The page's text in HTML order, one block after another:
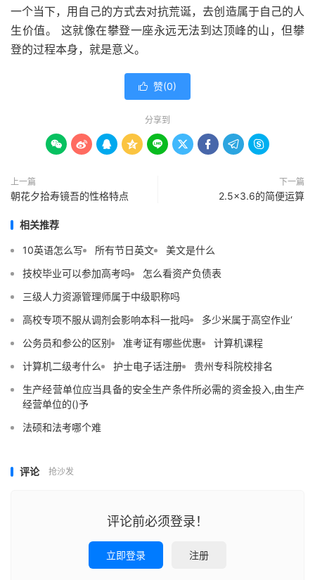
一个当下，用自己的方式去对抗荒诞，去创造属于自己的人
生价值。 这就像在攀登一座永远无法到达顶峰的山，但攀
登的过程本身，就是意义。
 赞(0)
分享到
        
上一篇
朝花夕拾寿镜吾的性格特点
下一篇
2.5×3.6的简便运算
相关推荐
10英语怎么写 所有节日英文
美文是什么
技校毕业可以参加高考吗
怎么看资产负债表
三级人力资源管理师属于中级职称吗
高校专项不服从调剂会影响本科一批吗
多少米属于高空作业‘
公务员和参公的区别
准考证有哪些优惠
计算机课程
计算机二级考什么
护士电子话注册
贵州专科院校排名
生产经营单位应当具备的安全生产条件所必需的资金投入,由生产
经营单位的()予
法硕和法考哪个难
评论 抢沙发
评论前必须登录！
立即登录 注册